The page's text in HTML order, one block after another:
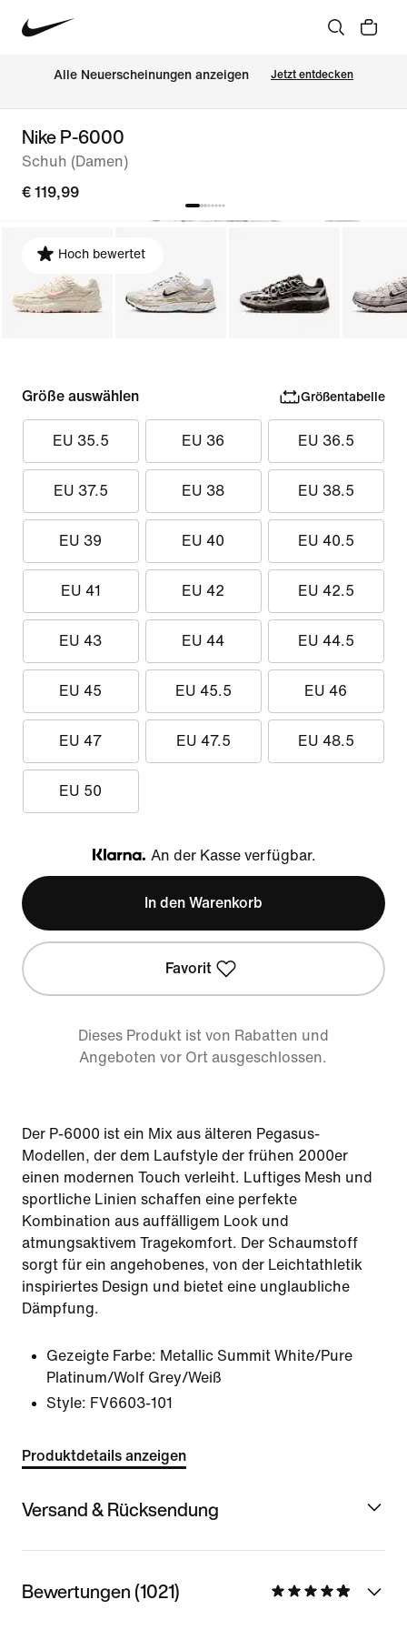
Alle Neuerscheinungen anzeigen Jetzt entdecken
Nike P-6000
Schuh (Damen)
€ 119,99
Hoch bewertet
Größe auswählen Größentabelle
EU 35.5 EU 36 EU 36.5
EU 37.5 EU 38 EU 38.5
EU 39 EU 40 EU 40.5
EU 41 EU 42 EU 42.5
EU 43 EU 44 EU 44.5
EU 45 EU 45.5 EU 46
EU 47 EU 47.5 EU 48.5
EU 50
Klarna
An der Kasse verfügbar.
In den Warenkorb
Favorit
Dieses Produkt ist von Rabatten und
Angeboten vor Ort ausgeschlossen.
Der P-6000 ist ein Mix aus älteren Pegasus-
Modellen, der dem Laufstyle der frühen 2000er
einen modernen Touch verleiht. Luftiges Mesh und
sportliche Linien schaffen eine perfekte
Kombination aus auffälligem Look und
atmungsaktivem Tragekomfort. Der Schaumstoff
sorgt für ein angehobenes, von der Leichtathletik
inspiriertes Design und bietet eine unglaubliche
Dämpfung.
Gezeigte Farbe: Metallic Summit White/Pure
Platinum/Wolf Grey/Weiß
Style: FV6603-101
Produktdetails anzeigen
Versand & Rücksendung
Bewertungen (1021)